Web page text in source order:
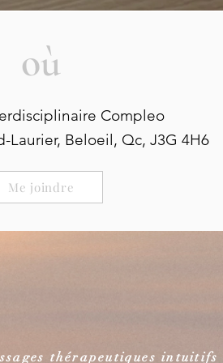
où
Compleo
Laurier, Beloeil, Qc, J3G 4H6
Me joindre
thérapeutiques intuitifs